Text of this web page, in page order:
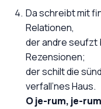
Da schreibt mit
Relationen,
der andre seufzt
Rezensionen;
der schilt die
verfall’nes Haus.
O je-rum, je-